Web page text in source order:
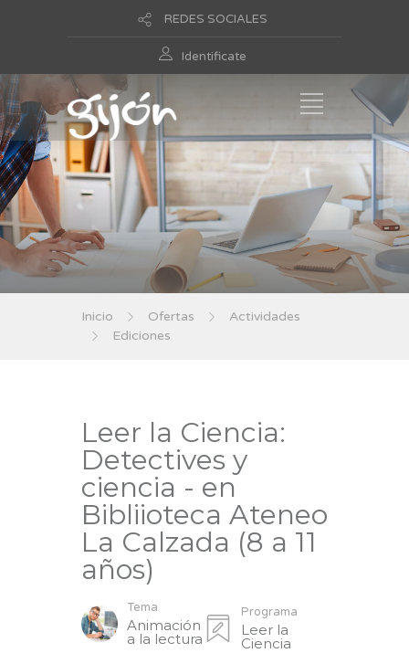
REDES SOCIALES
Identificate
Inicio Ofertas
Actividades
Ediciones
Leer la Ciencia:
Detectives y
ciencia - en
Bibliioteca Ateneo
La Calzada (8 a 11
años)
Tema
Animación
a la lectura
Programa
Leer la
Ciencia